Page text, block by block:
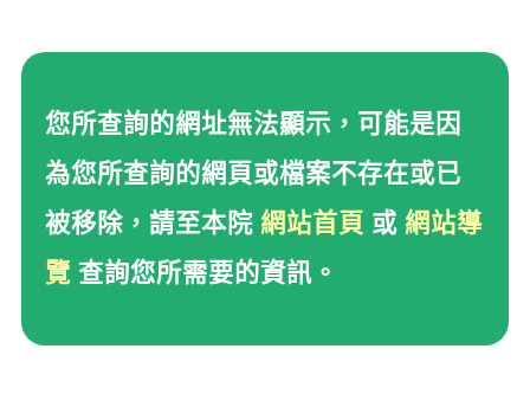
您所查詢的網址無法顯示，可能是因
為您所查詢的網頁或檔案不存在或已
被移除，請至本院 網站首頁 或 網站導
覽 查詢您所需要的資訊。